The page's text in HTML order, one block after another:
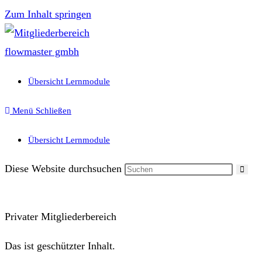
Zum Inhalt springen
Übersicht Lernmodule
Menü Schließen
Übersicht Lernmodule
Diese Website durchsuchen
Privater Mitgliederbereich
Das ist geschützter Inhalt.